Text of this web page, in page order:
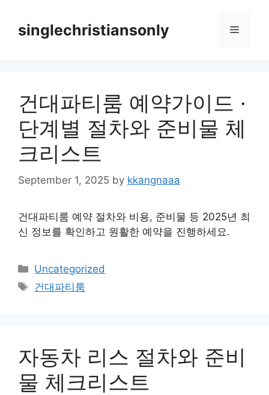
contentsinglechristiansonly Menu
건대파티룸 예약가이드 ·
단계별 절차와 준비물 체
크리스트
September 1, 2025 by kkangnaaa
건대파티룸 예약 절차와 비용, 준비물 등 2025년 최
신 정보를 확인하고 원활한 예약을 진행하세요.
Categories
Uncategorized
Tags
건대파티룸
자동차 리스 절차와 준비
물 체크리스트